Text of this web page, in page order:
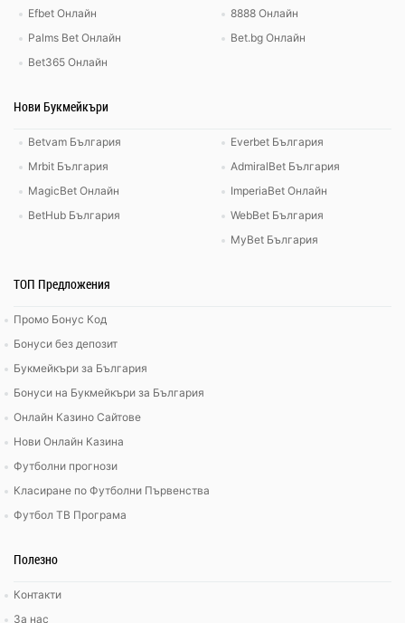
Efbet Онлайн
Palms Bet Онлайн
Bet365 Онлайн
8888 Онлайн
Bet.bg Онлайн
Нови Букмейкъри
Betvam България
Mrbit България
MagicBet Онлайн
BetHub България
Everbet България
AdmiralBet България
ImperiaBet Онлайн
WebBet България
MyBet България
ТОП Предложения
Промо Бонус Код
Бонуси без депозит
Букмейкъри за България
Бонуси на Букмейкъри за България
Онлайн Казино Сайтове
Нови Онлайн Казина
Футболни прогнози
Класиране по Футболни Първенства
Футбол ТВ Програма
Полезно
Контакти
За нас